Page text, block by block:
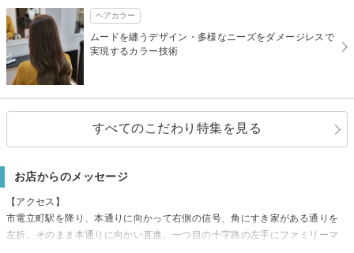
ヘアカラー
ムードを纏うデザイン・多様なニーズをダメージレスで
実現するカラー技術
すべてのこだわり特集を見る
お店からのメッセージ
【アクセス】
市電立町駅を降り、本通りに向かって右側の信号、角にすき家がある通りを
左折。そのまま本通りに向かい直進、一つ目の十字路の左手にファミリーマ